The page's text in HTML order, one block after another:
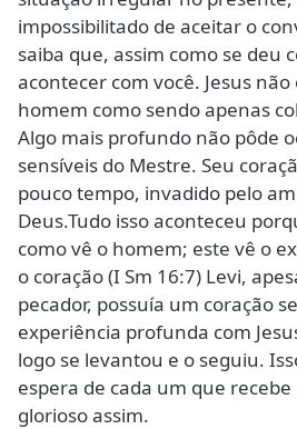
impossibilitado de aceitar o
saiba que, assim como se deu
acontecer com você. Jesus
homem como sendo apenas
Algo mais profundo não pôde
sensíveis do Mestre. Seu
pouco tempo, invadido pelo
Deus.Tudo isso aconteceu
como vê o homem; este vê o
o coração (I Sm 16:7) Levi,
pecador, possuía um coração
experiência profunda com
logo se levantou e o seguiu.
espera de cada um que
glorioso assim.